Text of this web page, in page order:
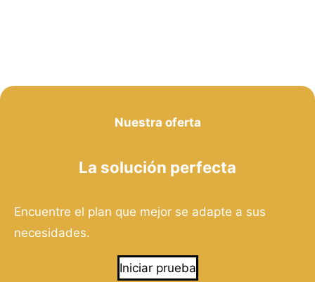
Nuestra oferta
La solución perfecta
Encuentre el plan que mejor se adapte a sus
necesidades.
Iniciar prueba